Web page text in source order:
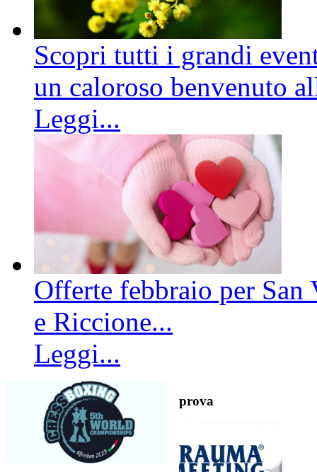
Scopri tutti i grandi
un caloroso benvenuto
Leggi...
Offerte febbraio per
e Riccione...
Leggi...
prova